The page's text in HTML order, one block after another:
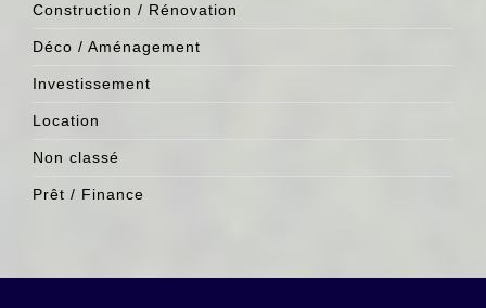
Construction / Rénovation
Déco / Aménagement
Investissement
Location
Non classé
Prêt / Finance